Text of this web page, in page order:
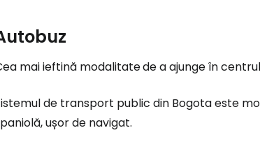
mai ieftină modalitatede a ajunge în
de transport public din Bogota este
ușor de navigat.